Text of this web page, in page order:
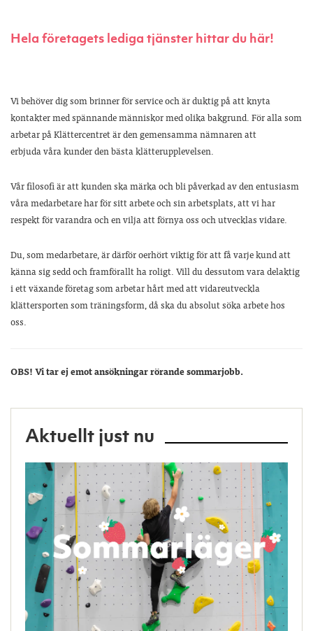
Hela företagets lediga tjänster hittar du här!
Vi behöver dig som brinner för service och är duktig på att knyta
kontakter med spännande människor med olika bakgrund. För alla som
arbetar på Klättercentret är den gemensamma nämnaren att
erbjuda våra kunder den bästa klätterupplevelsen.
Vår filosofi är att kunden ska märka och bli påverkad av den entusiasm
våra medarbetare har för sitt arbete och sin arbetsplats, att vi har
respekt för varandra och en vilja att förnya oss och utvecklas vidare.
Du, som medarbetare, är därför oerhört viktig för att få varje kund att
känna sig sedd och framförallt ha roligt. Vill du dessutom vara delaktig
i ett växande företag som arbetar hårt med att vidareutveckla
klättersporten som träningsform, då ska du absolut söka arbete hos
oss.
OBS! Vi tar ej emot ansökningar rörande sommarjobb.
Aktuellt just nu